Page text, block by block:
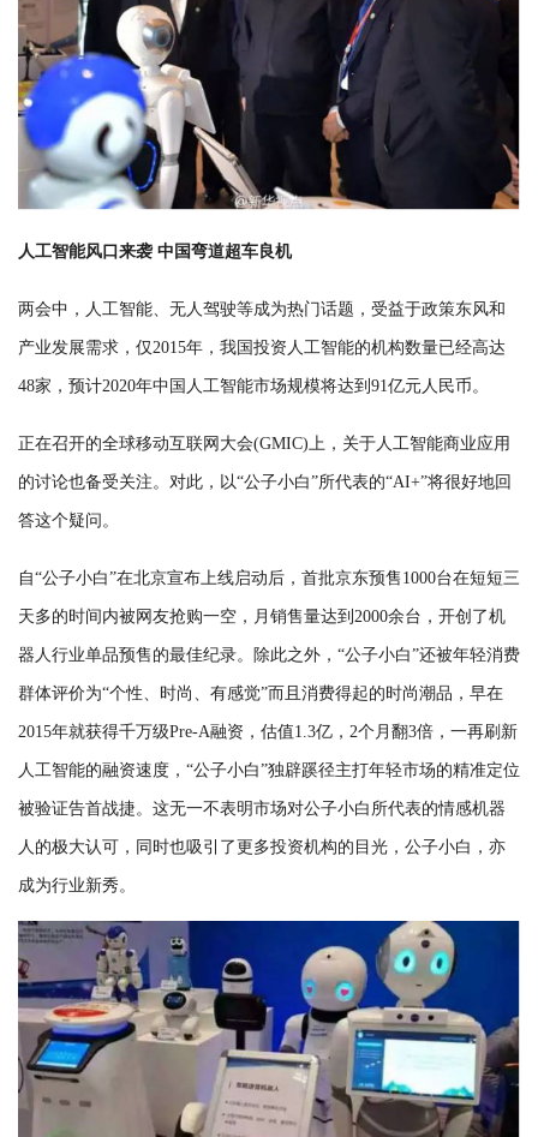
人工智能风口来袭 中国弯道超车良机
两会中，人工智能、无人驾驶等成为热门话题，受益于政策东风和
产业发展需求，仅2015年，我国投资人工智能的机构数量已经高达
48家，预计2020年中国人工智能市场规模将达到91亿元人民币。
正在召开的全球移动互联网大会(GMIC)上，关于人工智能商业应用
的讨论也备受关注。对此，以“公子小白”所代表的“AI+”将很好地回
答这个疑问。
自“公子小白”在北京宣布上线启动后，首批京东预售1000台在短短三
天多的时间内被网友抢购一空，月销售量达到2000余台，开创了机
器人行业单品预售的最佳纪录。除此之外，“公子小白”还被年轻消费
群体评价为“个性、时尚、有感觉”而且消费得起的时尚潮品，早在
2015年就获得千万级Pre-A融资，估值1.3亿，2个月翻3倍，一再刷新
人工智能的融资速度，“公子小白”独辟蹊径主打年轻市场的精准定位
被验证告首战捷。这无一不表明市场对公子小白所代表的情感机器
人的极大认可，同时也吸引了更多投资机构的目光，公子小白，亦
成为行业新秀。